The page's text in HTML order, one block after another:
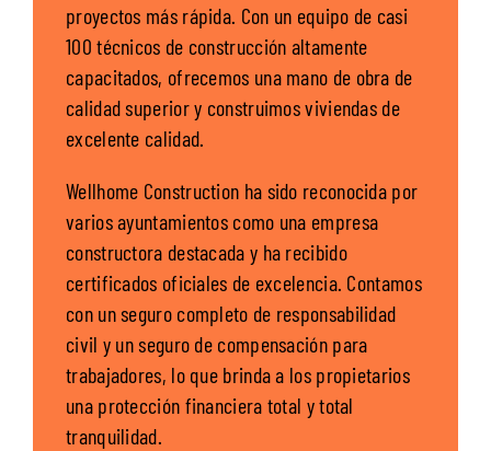
proyectos más rápida. Con un equipo de casi
100 técnicos de construcción altamente
capacitados, ofrecemos una mano de obra de
calidad superior y construimos viviendas de
excelente calidad.
Wellhome Construction ha sido reconocida por
varios ayuntamientos como una empresa
constructora destacada y ha recibido
certificados oficiales de excelencia. Contamos
con un seguro completo de responsabilidad
civil y un seguro de compensación para
trabajadores, lo que brinda a los propietarios
una protección financiera total y total
tranquilidad.